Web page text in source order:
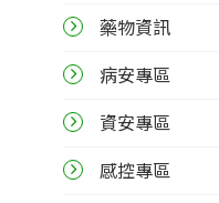
藥物資訊
病安專區
資安專區
感控專區